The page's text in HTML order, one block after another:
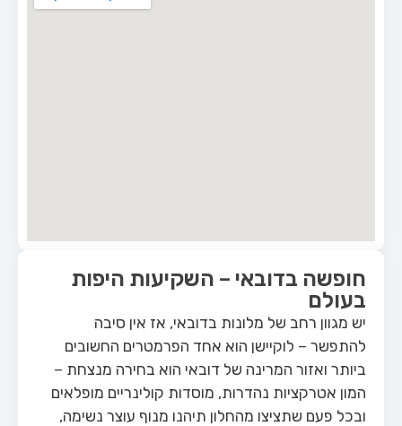
חופשה בדובאי – השקיעות היפות
בעולם
יש מגוון רחב של מלונות בדובאי, אז אין סיבה
להתפשר – לוקיישן הוא אחד הפרמטרים החשובים
ביותר ואזור המרינה של דובאי הוא בחירה מנצחת –
המון אטרקציות נהדרות, מוסדות קולינריים מופלאים
ובכל פעם שתציצו מהחלון תיהנו מנוף עוצר נשימה,